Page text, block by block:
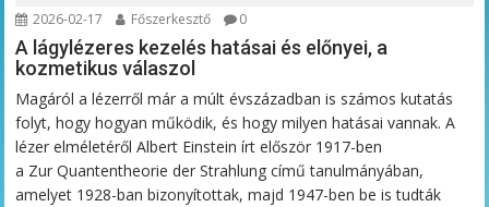
2026-02-17 Főszerkesztő 0
A lágylézeres kezelés hatásai és előnyei, a
kozmetikus válaszol
Magáról a lézerről már a múlt évszázadban is számos kutatás
folyt, hogy hogyan működik, és hogy milyen hatásai vannak. A
lézer elméletéről Albert Einstein írt először 1917-ben
a Zur Quantentheorie der Strahlung című tanulmányában,
amelyet 1928-ban bizonyítottak, majd 1947-ben be is tudták